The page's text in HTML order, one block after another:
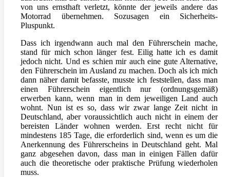
von uns ernsthaft verletzt, könnte der jeweils andere das
Motorrad übernehmen. Sozusagen ein Sicherheits-
Pluspunkt.
Dass ich irgendwann auch mal den Führerschein mache,
stand für mich schon länger fest. Eilig hatte ich es damit
jedoch nicht. Und es schien mir auch eine gute Alternative,
den Führerschein im Ausland zu machen. Doch als ich mich
dann näher damit befasste, musste ich feststellen, dass man
einen Führerschein eigentlich nur (ordnungsgemäß)
erwerben kann, wenn man in dem jeweiligen Land auch
wohnt. Nun ist es so, dass wir zwar lange Zeit nicht in
Deutschland, aber voraussichtlich auch nicht in einem der
bereisten Länder wohnen werden. Erst recht nicht für
mindestens 185 Tage, die erforderlich sind, wenn es um die
Anerkennung des Führerscheins in Deutschland geht. Mal
ganz abgesehen davon, dass man in einigen Fällen dafür
auch die theoretische oder praktische Prüfung wiederholen
muss.